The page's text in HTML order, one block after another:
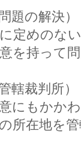
題の解決）
定めのな
を持って
轄裁判所）
にもかか
所在地を